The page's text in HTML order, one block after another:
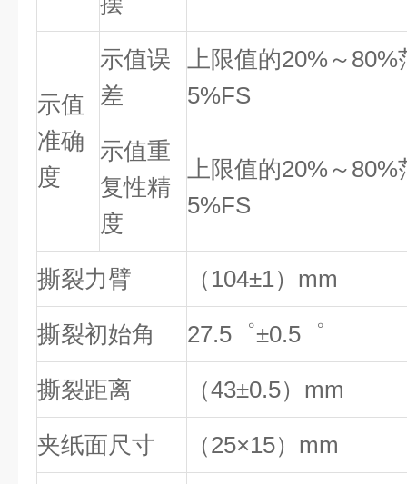
示值
准确
度
示值误
差
上限值的20%～
5%FS
示值重
复性精
度
上限值的20%～
5%FS
撕裂力臂 （104±1）mm
撕裂初始角 27.5゜±0.5゜
撕裂距离 （43±0.5）mm
夹纸面尺寸 （25×15）mm